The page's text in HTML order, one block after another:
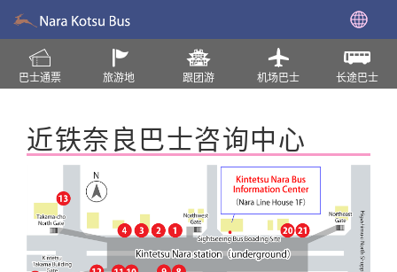
巴士通票 旅游地 跟团游 机场巴士 长途巴士
近铁奈良巴士咨询中心